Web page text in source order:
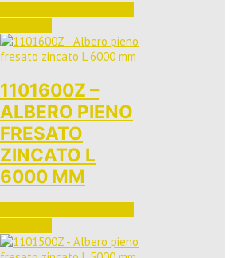
1101600Z –
ALBERO PIENO
FRESATO
ZINCATO L
6000 MM